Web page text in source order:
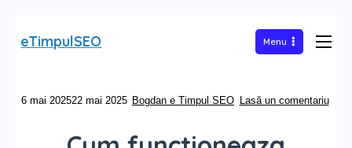
laeTimpulSEO Menu
6 mai 202522 mai 2025 Bogdan e Timpul SEO Lasă un comentariula